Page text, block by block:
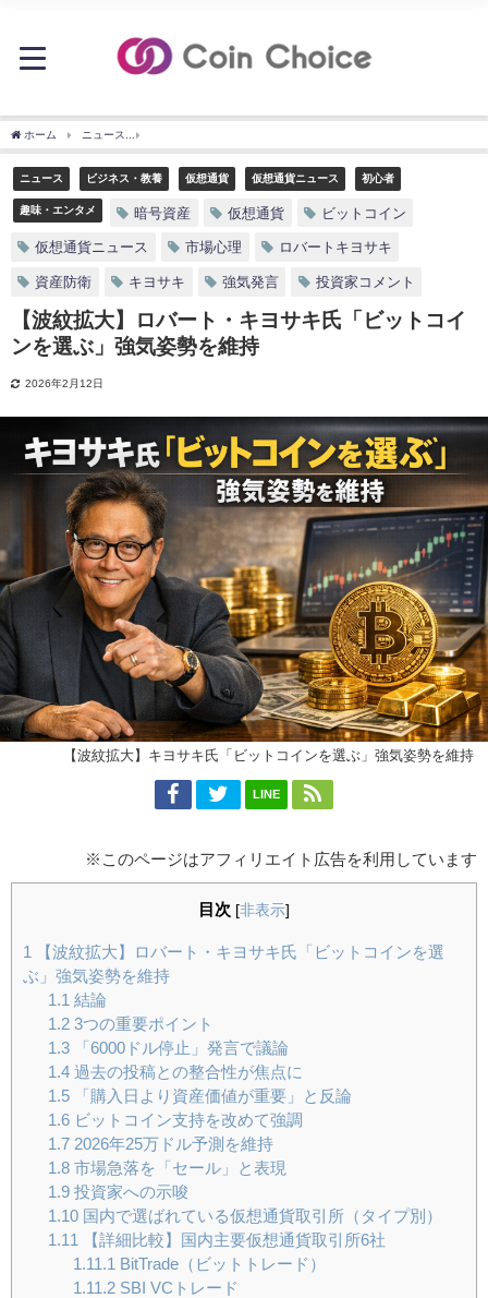
ホーム ニュース
ニュース ビジネス・教養 仮想通貨 仮想通貨ニュース 初心者
趣味・エンタメ 暗号資産 仮想通貨 ビットコイン
仮想通貨ニュース 市場心理 ロバートキヨサキ
資産防衛 キヨサキ 強気発言 投資家コメント
【波紋拡大】ロバート・キヨサキ氏「ビットコイ
ンを選ぶ」強気姿勢を維持
2026年2月12日
【波紋拡大】キヨサキ氏「ビットコインを選ぶ」強気姿勢を維持
LINE
※このページはアフィリエイト広告を利用しています
目次 [非表示]
1
【波紋拡大】ロバート・キヨサキ氏「ビットコインを選
ぶ」強気姿勢を維持
1.1 結論
1.23つの重要ポイント
1.3「6000ドル停止」発言で議論
1.4過去の投稿との整合性が焦点に
1.5「購入日より資産価値が重要」と反論
1.6ビットコイン支持を改めて強調
1.72026年25万ドル予測を維持
1.8市場急落を「セール」と表現
1.9投資家への示唆
1.10国内で選ばれている仮想通貨取引所（タイプ別）
1.11
【詳細比較】国内主要仮想通貨取引所6社
1.11.1
BitTrade（ビットトレード）
1.11.2SBI VCトレード